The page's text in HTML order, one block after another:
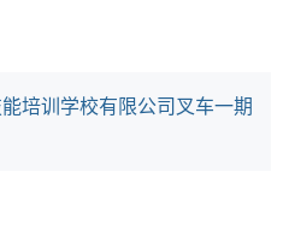
培训学校有限公司叉车一期